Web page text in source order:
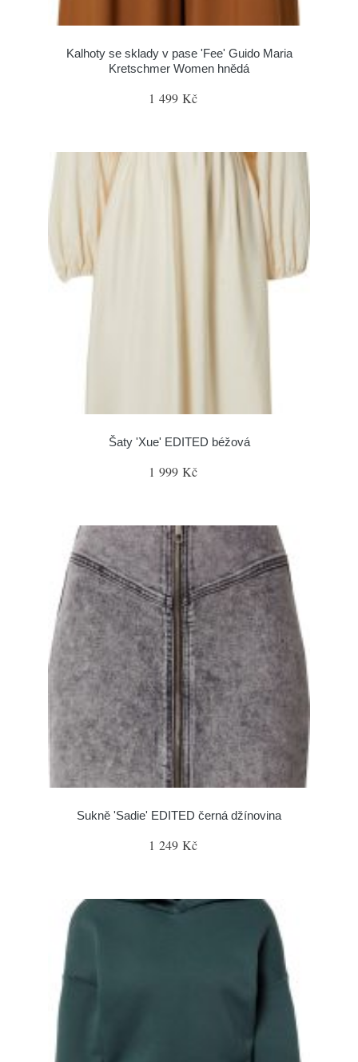
Kalhoty se sklady v pase 'Fee' Guido Maria
Kretschmer Women hnědá
1 499 Kč
Šaty 'Xue' EDITED béžová
1 999 Kč
Sukně 'Sadie' EDITED černá džínovina
1 249 Kč